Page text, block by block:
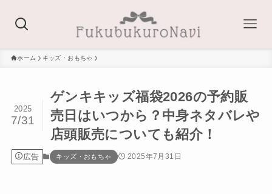
ホーム キッズ・おもちゃ
ゲンキキッズ福袋2026の予約販
売日はいつから？中身ネタバレや
店頭販売についても紹介！
2025
7/31
広告 キッズ・おもちゃ 2025年7月31日